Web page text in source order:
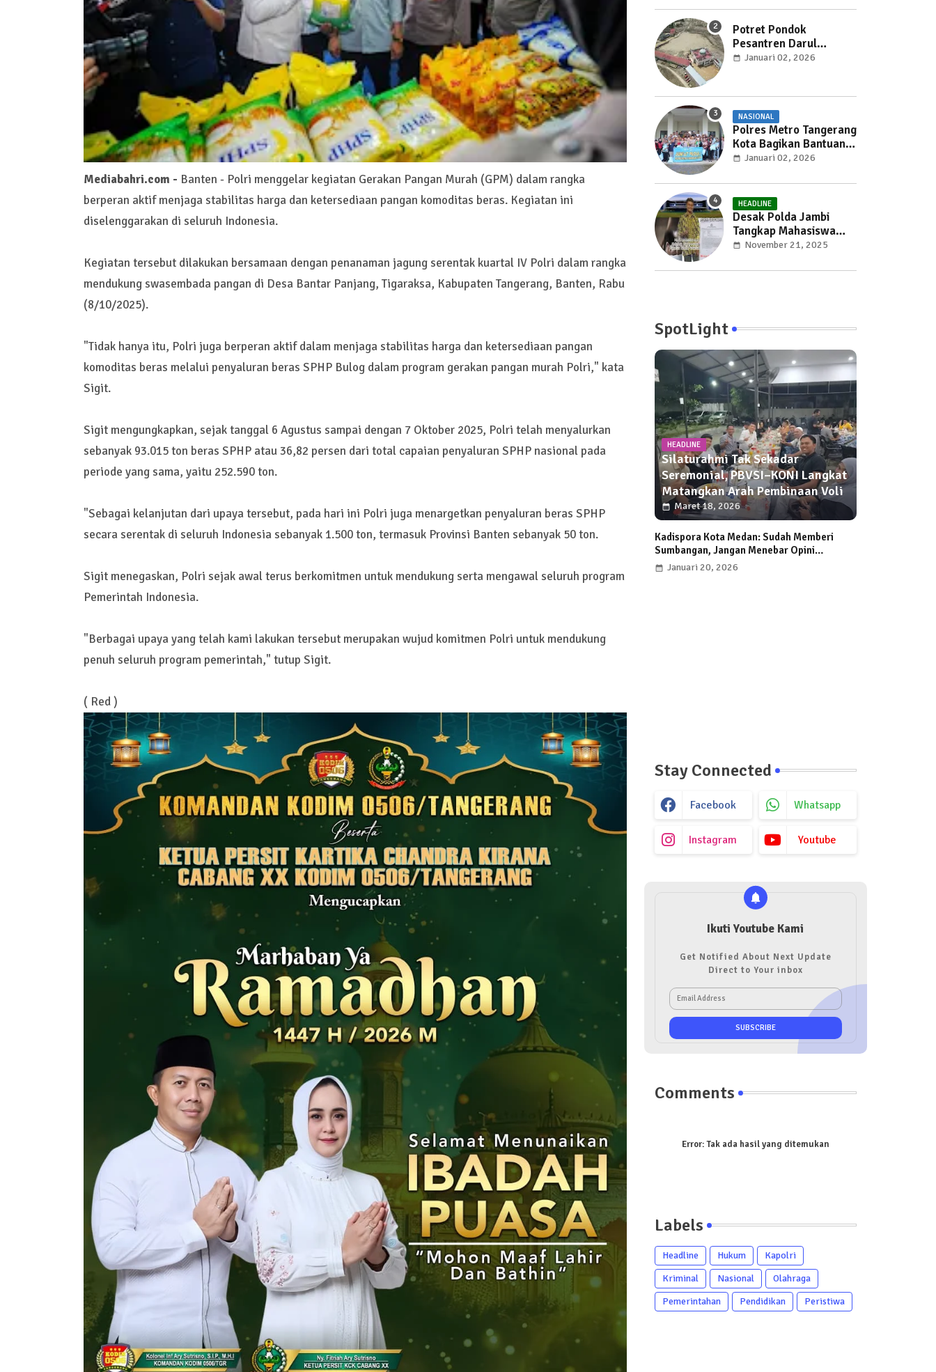
Mediabahri.com - Banten - Polri menggelar kegiatan Gerakan Pangan Murah (GPM) dalam rangka
berperan aktif menjaga stabilitas harga dan ketersediaan pangan komoditas beras. Kegiatan ini
diselenggarakan di seluruh Indonesia.
Kegiatan tersebut dilakukan bersamaan dengan penanaman jagung serentak kuartal IV Polri dalam rangka
mendukung swasembada pangan di Desa Bantar Panjang, Tigaraksa, Kabupaten Tangerang, Banten, Rabu
(8/10/2025).
"Tidak hanya itu, Polri juga berperan aktif dalam menjaga stabilitas harga dan ketersediaan pangan
komoditas beras melalui penyaluran beras SPHP Bulog dalam program gerakan pangan murah Polri," kata
Sigit.
Sigit mengungkapkan, sejak tanggal 6 Agustus sampai dengan 7 Oktober 2025, Polri telah menyalurkan
sebanyak 93.015 ton beras SPHP atau 36,82 persen dari total capaian penyaluran SPHP nasional pada
periode yang sama, yaitu 252.590 ton.
"Sebagai kelanjutan dari upaya tersebut, pada hari ini Polri juga menargetkan penyaluran beras SPHP
secara serentak di seluruh Indonesia sebanyak 1.500 ton, termasuk Provinsi Banten sebanyak 50 ton.
Sigit menegaskan, Polri sejak awal terus berkomitmen untuk mendukung serta mengawal seluruh program
Pemerintah Indonesia.
"Berbagai upaya yang telah kami lakukan tersebut merupakan wujud komitmen Polri untuk mendukung
penuh seluruh program pemerintah," tutup Sigit.
( Red )
Potret Pondok
Pesantren Darul
Mukhlisin Terkini!
Januari 02, 2026
NASIONAL
Polres Metro Tangerang
Kota Bagikan Bantuan
Sosial dalam Kegiatan
Januari 02, 2026
HEADLINE
Desak Polda Jambi
Tangkap Mahasiswa
UNJA Diduga
Seksual Kembali
November 21, 2025
SpotLight
HEADLINE
Silaturahmi Tak Sekadar
Seremonial, PBVSI–KONI Langkat
Matangkan Arah Pembinaan Voli
Maret 18, 2026
Kadispora Kota Medan: Sudah Memberi
Sumbangan, Jangan Menebar Opini
Menyesatkan atau Mengarah ke Fitnah
Januari 20, 2026
Stay Connected
Facebook Whatsapp
Instagram Youtube
Ikuti Youtube Kami
Get Notified About Next Update
Direct to Your inbox
Comments
Error:Tak ada hasil yang ditemukan
Labels
Headline Hukum
Kapolri
Kriminal
Nasional
Olahraga
Pemerintahan
Pendidikan Peristiwa